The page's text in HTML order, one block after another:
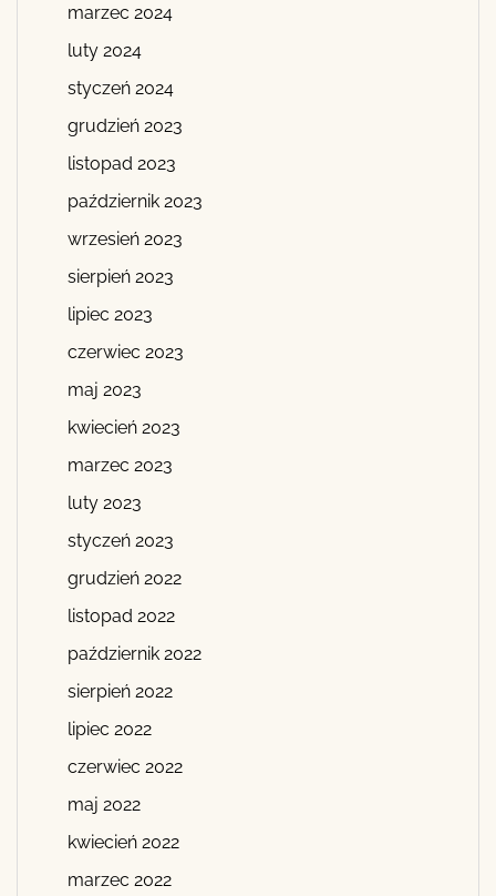
marzec 2024
luty 2024
styczeń 2024
grudzień 2023
listopad 2023
październik 2023
wrzesień 2023
sierpień 2023
lipiec 2023
czerwiec 2023
maj 2023
kwiecień 2023
marzec 2023
luty 2023
styczeń 2023
grudzień 2022
listopad 2022
październik 2022
sierpień 2022
lipiec 2022
czerwiec 2022
maj 2022
kwiecień 2022
marzec 2022